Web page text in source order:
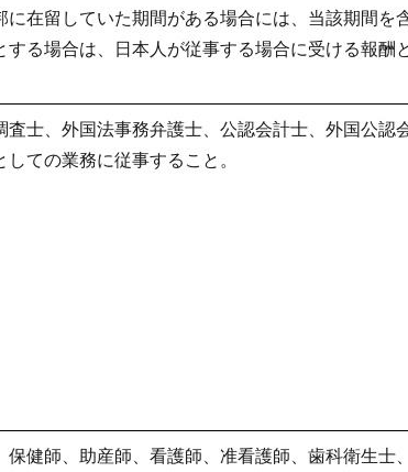
在留していた期間がある場合には、当該期間を
る場合は、日本人が従事する場合に受ける報酬
士、外国法事務弁護士、公認会計士、外国公認
ての業務に従事すること。
健師、助産師、看護師、准看護師、歯科衛生士